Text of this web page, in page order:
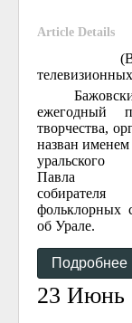
Article Details
(В
Бажовский
ежегодный
творчества,
назван именем
уральского
Павла
собирателя
фольклорных
об Урале.
Подробнее
23 Июнь